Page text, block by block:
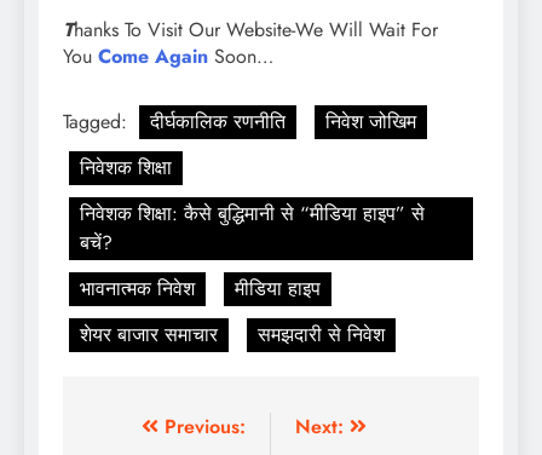
Thanks To Visit Our Website-We Will Wait For
You Come Again Soon…
Tagged: दीर्घकालिक रणनीति
निवेश जोखिम
निवेशक शिक्षा
निवेशक शिक्षा: कैसे बुद्धिमानी से “मीडिया हाइप” से
बचें?
भावनात्मक निवेश
मीडिया हाइप
शेयर बाजार समाचार
समझदारी से निवेश
Previous:
Next: